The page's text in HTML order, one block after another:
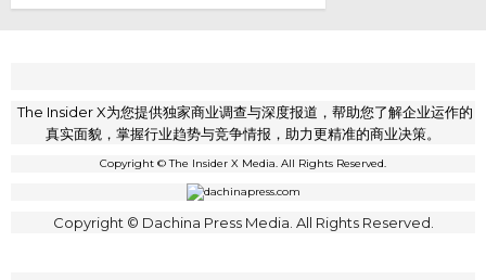
The Insider X为您提供独家商业调查与深度报道，帮助您了解企业运作的
真实面貌，掌握行业趋势与竞争情报，助力更精准的商业决策。
Copyright © The Insider X Media. All Rights Reserved.
Copyright © Dachina Press Media. All Rights Reserved.